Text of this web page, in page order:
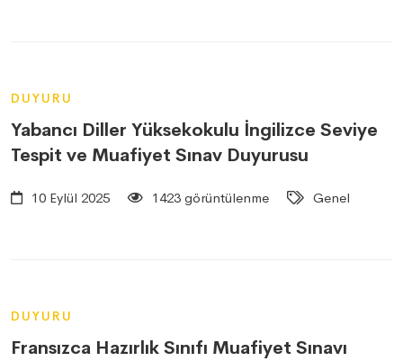
DUYURU
Yabancı Diller Yüksekokulu İngilizce Seviye
Tespit ve Muafiyet Sınav Duyurusu
10 Eylül 2025 1423 görüntülenme Genel
DUYURU
Fransızca Hazırlık Sınıfı Muafiyet Sınavı